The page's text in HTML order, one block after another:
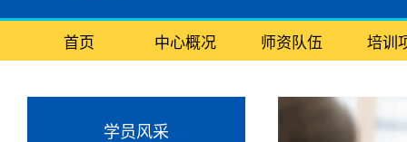
首页 中心概况 师资队伍 培训
学员风采